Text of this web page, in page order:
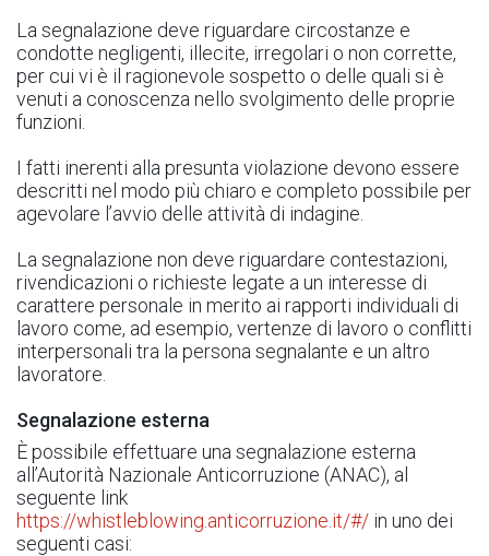
La segnalazione deve riguardare circostanze e
condotte negligenti, illecite, irregolari o non corrette,
per cui vi è il ragionevole sospetto o delle quali si è
venuti a conoscenza nello svolgimento delle proprie
funzioni.
I fatti inerenti alla presunta violazione devono essere
descritti nel modo più chiaro e completo possibile per
agevolare l’avvio delle attività di indagine.
La segnalazione non deve riguardare contestazioni,
rivendicazioni o richieste legate a un interesse di
carattere personale in merito ai rapporti individuali di
lavoro come, ad esempio, vertenze di lavoro o conflitti
interpersonali tra la persona segnalante e un altro
lavoratore.
Segnalazione esterna
È possibile effettuare una segnalazione esterna
all’Autorità Nazionale Anticorruzione (ANAC), al
seguente link
https://whistleblowing.anticorruzione.it/#/ in uno dei
seguenti casi: